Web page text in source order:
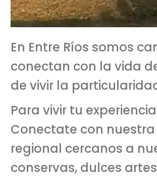
En Entre Ríos somos
conectan con la vida
de vivir la
Para vivir tu
Conectate con
regional cercanos a
conservas, dulces